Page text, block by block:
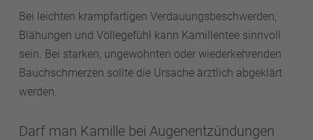
Bei leichten krampfartigen Verdauungsbeschwerden,
Blähungen und Völlegefühl kann Kamillentee sinnvoll
sein. Bei starken, ungewohnten oder wiederkehrenden
Bauchschmerzen sollte die Ursache ärztlich abgeklärt
werden.
Darf man Kamille bei Augenentzündungen